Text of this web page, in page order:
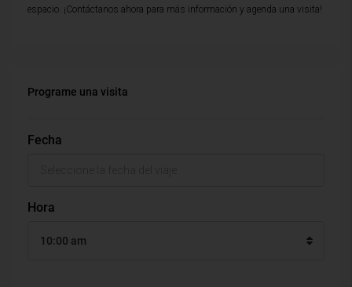
espacio. ¡Contáctanos ahora para más información y agenda una visita!
Programe una visita
Fecha
Hora
10:00 am